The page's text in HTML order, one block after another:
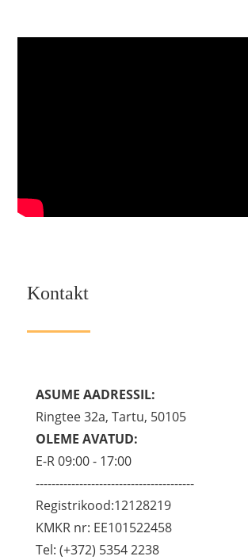
Kontakt
ASUME AADRESSIL:
Ringtee 32a, Tartu, 50105
OLEME AVATUD:
E-R 09:00 - 17:00
----------------------------------------
Registrikood:12128219
KMKR nr: EE101522458
Tel: (+372) 5354 2238